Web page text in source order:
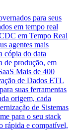
para seus
em tempo real
em Tempo Real
agentes mais
cópia do data
de produção, em
Mais de 400
de Dados ETL
suas ferramentas
origem, cada
de Sistemas
para o seu stack
rápida e compatível,